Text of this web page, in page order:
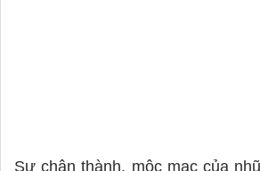
Sự chân thành, mộc mạc của